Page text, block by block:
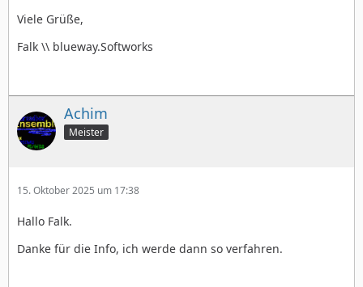
Viele Grüße,
Falk \\ blueway.Softworks
Achim
Meister
15. Oktober 2025 um 17:38
Hallo Falk.
Danke für die Info, ich werde dann so verfahren.